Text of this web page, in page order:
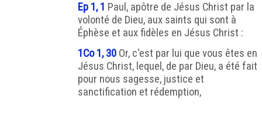
Ep 1, 1 Paul, apôtre de Jésus Christ par la
volonté de Dieu, aux saints qui sont à
Éphèse et aux fidèles en Jésus Christ :
1Co 1, 30 Or, c'est par lui que vous êtes en
Jésus Christ, lequel, de par Dieu, a été fait
pour nous sagesse, justice et
sanctification et rédemption,